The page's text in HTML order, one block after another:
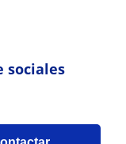
sociales